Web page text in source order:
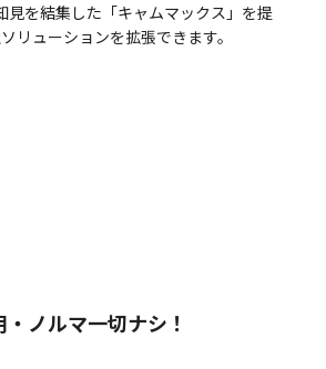
見を結集した「キャムマックス」を提
リューションを拡張できます。
・ノルマ一切ナシ！